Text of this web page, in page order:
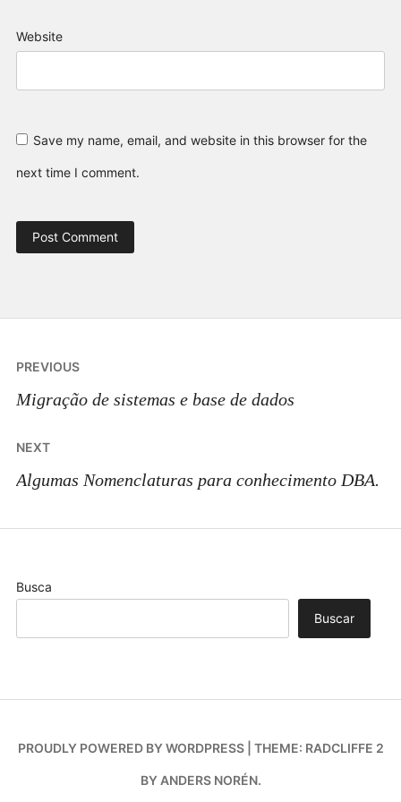
Website
Save my name, email, and website in this browser for the
next time I comment.
Post
navigation
PREVIOUS
Migração de sistemas e base de dados
NEXT
Algumas Nomenclaturas para conhecimento DBA.
Busca
Buscar
PROUDLY POWERED BY WORDPRESS THEME: RADCLIFFE 2
BY ANDERS NORÉN.